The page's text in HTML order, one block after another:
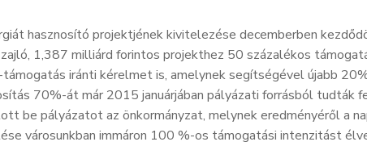
hasznosító projektjének kivitelezése decemberben
1,387 milliárd forintos projekthez 50 százalékos
iránti kérelmet is, amelynek segítségével újabb
70%-át már 2015 januárjában pályázati forrásból
be pályázatot az önkormányzat, melynek eredményéről a
városunkban immáron 100 %-os támogatási intenzitást